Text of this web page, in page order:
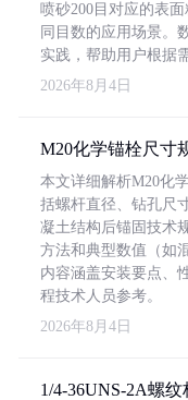
喷砂200目对应的表
同目数的应用场景。
实践，帮助用户根据
2026年8月4日
M20化学锚栓尺寸
本文详细解析M20化
括螺杆直径、钻孔尺
凝土结构后锚固技术
方法和典型数值（如
内容涵盖安装要点、
程技术人员参考。
2026年8月4日
1/4-36UNS-2A螺